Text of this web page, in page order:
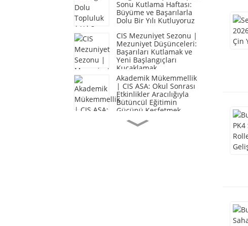
Sonu Kutlama Haftası:
Büyüme ve Başarılarla
Dolu Bir Yılı Kutluyoruz
CIS Mezuniyet Sezonu |
Mezuniyet Düşünceleri:
Başarıları Kutlamak ve
Yeni Başlangıçları
Kucaklamak
Akademik Mükemmellik
| CIS ASA: Okul Sonrası
Etkinlikler Aracılığıyla
Bütüncül Eğitimin
Gücünü Keşfetmek
Sevgi Dolu Topluluk |